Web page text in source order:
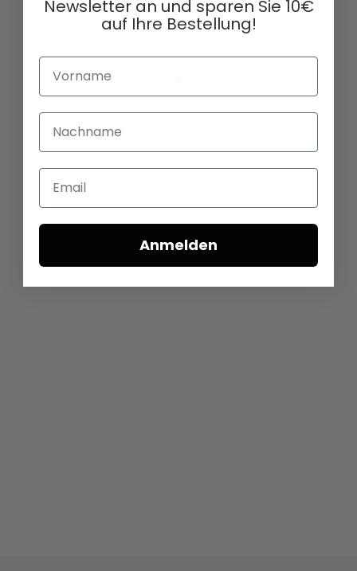
Newsletter an und sparen Sie 10€
auf Ihre Bestellung!
Vorname
Nachname
Email
Anmelden